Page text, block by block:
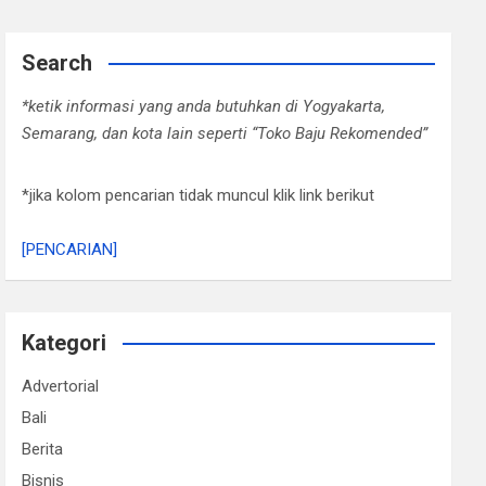
Search
*ketik informasi yang anda butuhkan di Yogyakarta,
Semarang, dan kota lain seperti “Toko Baju Rekomended”
*jika kolom pencarian tidak muncul klik link berikut
[PENCARIAN]
Kategori
Advertorial
Bali
Berita
Bisnis